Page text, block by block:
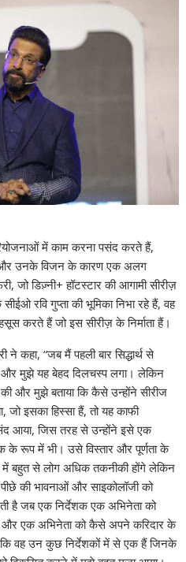
में काम करना पसंद करते हैं,
और उनके विजन के कारण एक अलग
डिज़्नी+ हॉटस्टार की आगामी सीरीज़
रवि गुप्ता की भूमिका निभा रहे हैं, वह
करते हैं जो इस सीरीज़ के निर्माता हैं।
कहा, “जब मैं पहली बार सिद्धार्थ से
और मुझे यह बेहद दिलचस्प लगा। लेकिन
और मुझे बताया कि कैसे उन्होंने सीरीज
इसका हिस्सा हैं, तो यह काफी
आया, जिस तरह से उन्होंने इसे एक
रूप में भी। उसे विस्तार और पूर्णता के
बहुत से लोग अधिक तकनीकी होंगे लेकिन
की भावनाओं और साइकोलॉजी को
है जब एक निर्देशक एक अभिनेता को
और एक अभिनेता को कैसे अपने करिदार के
कि वह उन कुछ निर्देशकों में से एक हैं जिनके